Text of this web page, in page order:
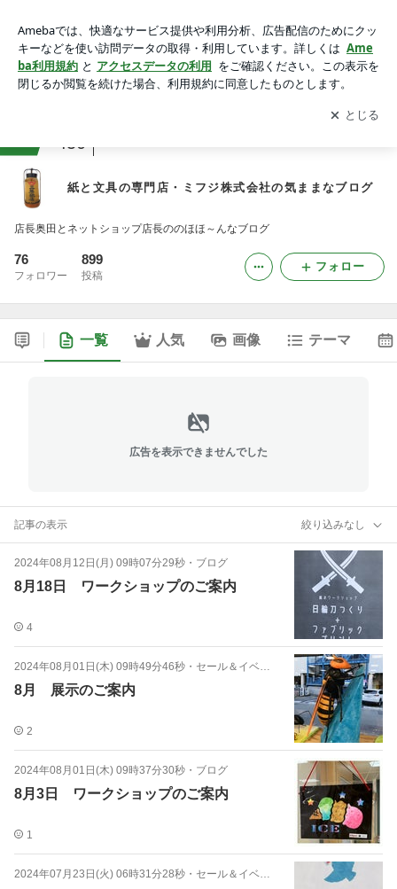
ジ目
アプリをダウンロードして ブログの更新通知
を受け取りまし
ょう。
開く
450
紙と文具の専門店・ミフジ株式会社の気ままなブログ
店長奥田とネットショップ店長ののほほ～んなブログ
76
フォロワー
899
投稿
フォロー
一覧 人気 画像 テーマ
広告を表示できませんでした
記事の表示 絞り込みなし
2024年08月12日(月) 09時07分29秒 ・ ブログ
8月18日 ワークショップのご案内
4
2024年08月01日(木) 09時49分46秒 ・ セール＆イベント
8月 展示のご案内
2
2024年08月01日(木) 09時37分30秒 ・ ブログ
8月3日 ワークショップのご案内
1
2024年07月23日(火) 06時31分28秒 ・ セール＆イベント